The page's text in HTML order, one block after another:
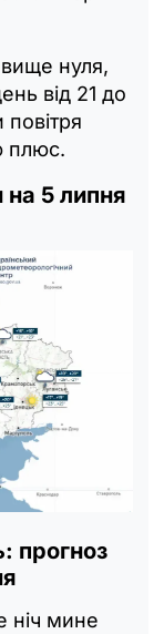
вище нуля,
від 21 до
повітря
плюс.
на 5 липня
прогноз
ніч мине